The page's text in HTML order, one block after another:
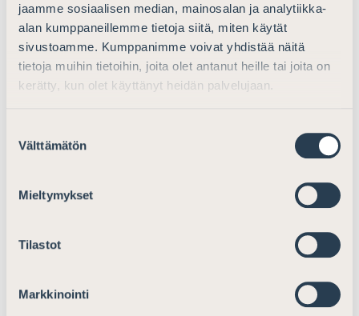
jaamme sosiaalisen median, mainosalan ja analytiikka-
alan kumppaneillemme tietoja siitä, miten käytät
sivustoamme. Kumppanimme voivat yhdistää näitä
tietoja muihin tietoihin, joita olet antanut heille tai joita on
kerätty, kun olet käyttänyt heidän palvelujaan.
valinta
Välttämätön
Mieltymykset
Tilastot
Markkinointi
arviointia sekä oikeusapulain uudistustyötä.
Toimipaikkaverkostoa koskeva
ehdotus
vähentämistä oikeusapupalveluiden kattavuuden
merkittävä vähennys toimipaikkojen alueelliseen
kattavuuteen tulee väistämättä huonontamaan
myös yksityisten avustajien määrä on vähentynyt
supistamisen väistämättömänä liitännäisvaikutuksena.
Ehdotuksen myötä voidaan pitää selvänä, että osalle